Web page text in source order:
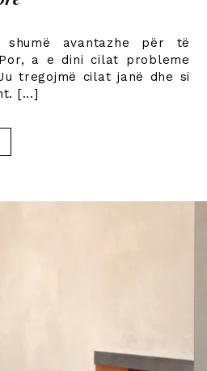
shumë avantazhe për të
a e dini cilat probleme
tregojmë cilat janë dhe si
[...]